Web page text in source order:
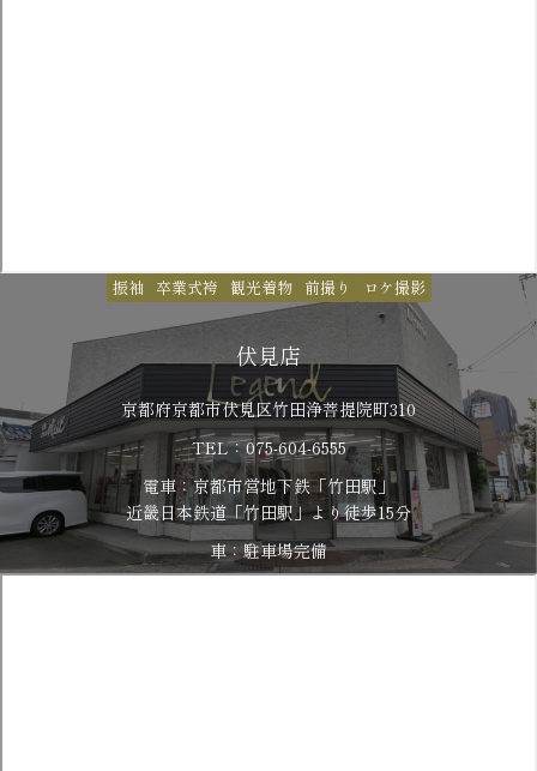
振袖 卒業式袴 観光着物 前撮り ロケ撮影
伏見店
京都府京都市伏見区竹田浄菩提院町310
TEL：075-604-6555
電車：京都市営地下鉄「竹田駅」
​​​​​​​近畿日本鉄道「竹田駅」より徒歩15分
車：駐車場完備